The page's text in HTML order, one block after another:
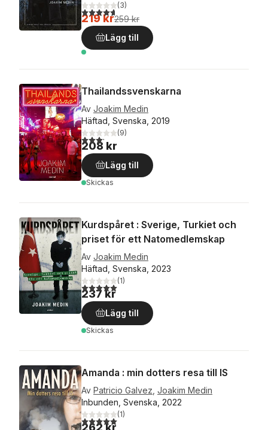
4,7utav 5 stjärnor. Totalt antal röster:
(3)
219 kr259 kr
Lägg till
Thailandssvenskarna
Av Joakim Medin
Häftad, Svenska, 2019
3,2utav 5 stjärnor. Totalt antal röster:
(9)
208 kr
Lägg till
Skickas
Kurdspåret : Sverige, Turkiet och
priset för ett Natomedlemskap
Av Joakim Medin
Häftad, Svenska, 2023
5,0utav 5 stjärnor. Totalt antal röster:
(1)
237 kr
Lägg till
Skickas
Amanda : min dotters resa till IS
Av Patricio Galvez Joakim Medin
Inbunden, Svenska, 2022
5,0utav 5 stjärnor. Totalt antal röster:
(1)
262 kr